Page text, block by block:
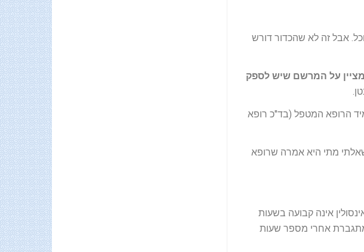
אבל זה לא שהכדור דורש
על המרשם שיש לספק
הרופא המטפל (בד"כ רופא
מתי היא אמרה שרופא
אינה קבועה בשעות
אוכלים כ-8 שעות פעילות הכבד מתגברת אחרי מספר שעות